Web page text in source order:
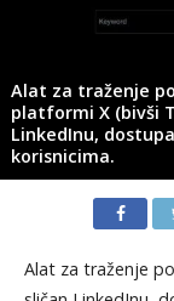
Alat za traženje
platformi X (bivši
LinkedInu,
korisnicima.
Alat za traženje